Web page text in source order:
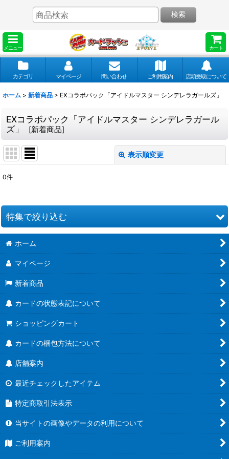
メニュー カート
検索
カテゴリ マイページ 問い合わせ ご利用案内 店頭受取について
ホーム > 新着商品 > EXコラボパック「アイドルマスター シンデレラガールズ」
EXコラボパック「アイドルマスター シンデレラガール
ズ」
[新着商品]
表示順変更
並び順 :
0件
特集で絞り込む
ブースターパック第21弾「Academy Royale/アカデミー・ロワ
イヤル」
ブースターパック第20弾「絶傑を継ぐ者」
ブースターパック第19弾「天魔八虐」
コラボパック「プリンセスコネクト！Re:Dive」
プレミアムカードセット「プリンセスコネクト！Re:Dive」
ブースターパック第18弾「新約都市・透京」
EXビギナーデッキ
ブースターパック第17弾「ConvergentDestinies/コンヴァージ
EXコラボパック「アイドルマスター シンデレラガールズ」
ホーム
マイページ
新着商品
カードの状態表記について
ショッピングカート
カードの梱包方法について
店舗案内
最近チェックしたアイテム
特定商取引法表示
当サイトの画像やデータの利用について
ご利用案内